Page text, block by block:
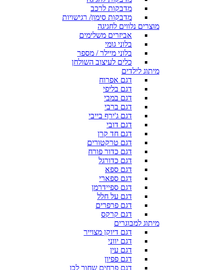
מדבקות לרכב
מדבקות סימון/ רגישויות
מוצרים נלווים לחגיגה
אביזרים משלימים
בלוני גומי
בלוני מיילר / מספר
כלים לעיצוב השולחן
מיתוג לילדים
דגם אפרוח
דגם בליפי
דגם במבי
דגם ברבי
דגם ג'ירף בייבי
דגם דובי
דגם חד קרן
דגם טרקטורים
דגם כדור פורח
דגם כדורגל
דגם ספא
דגם ספארי
דגם ספיידרמן
דגם על חלל
דגם פרפרים
דגם קרקס
מיתוג למבוגרים
דגם דיוקן מצוייר
דגם יווני
דגם עין
דגם פפיון
דגם פרחים שחור לבן